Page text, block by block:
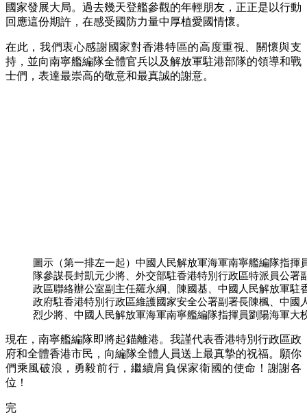
國家發展大局。過去幾天登艦參觀的年輕朋友，正正是以行動
回應這份期許，在感受國防力量中厚植愛國情懷。
在此，我們衷心感謝國家對香港特區的高度重視、關懷與支
持，並向南寧艦編隊全體官兵以及解放軍駐港部隊的領導和戰
士們，表達最崇高的敬意和最真誠的謝意。
圖示（第一排左一起）中國人民解放軍海軍南寧艦編隊指
隊參謀長封凱元少將、外交部駐香港特別行政區特派員公
政區聯絡辦公室副主任羅永綱、陳國基、中國人民解放軍駐
政府駐香港特別行政區維護國家安全公署副署長陳楓、中國
烈少將、中國人民解放軍海軍南寧艦編隊指揮員劉陽海軍大
現在，南寧艦編隊即將起錨離港。我謹代表香港特別行政區政
府和全體香港市民，向編隊全體人員送上最真摯的祝福。願你
們乘風破浪，勇毅前行，繼續肩負保家衛國的使命！謝謝各
位！
完